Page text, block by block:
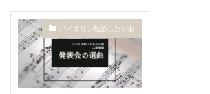
バイオリン勉強したい曲